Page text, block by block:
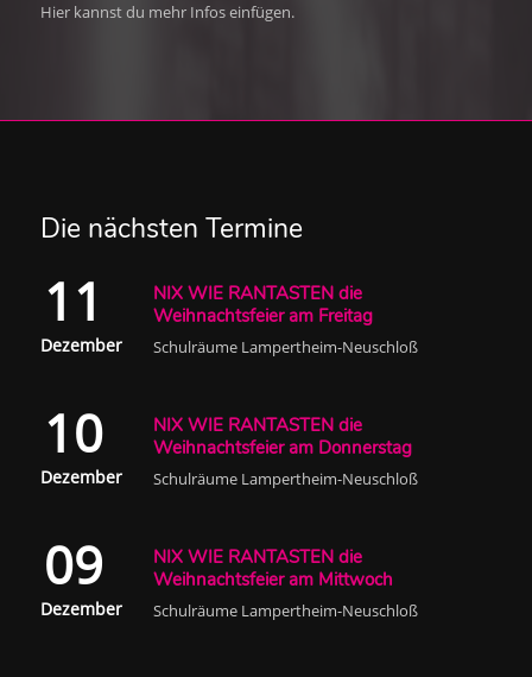
Hier kannst du mehr Infos einfügen.
Die nächsten Termine
11
Dezember
NIX WIE RANTASTEN die
Weihnachtsfeier am Freitag
Schulräume Lampertheim-Neuschloß
10
Dezember
NIX WIE RANTASTEN die
Weihnachtsfeier am Donnerstag
Schulräume Lampertheim-Neuschloß
09
Dezember
NIX WIE RANTASTEN die
Weihnachtsfeier am Mittwoch
Schulräume Lampertheim-Neuschloß